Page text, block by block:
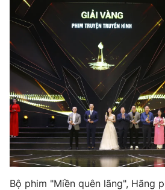
Bộ phim "Miền quên lãng", Hãng